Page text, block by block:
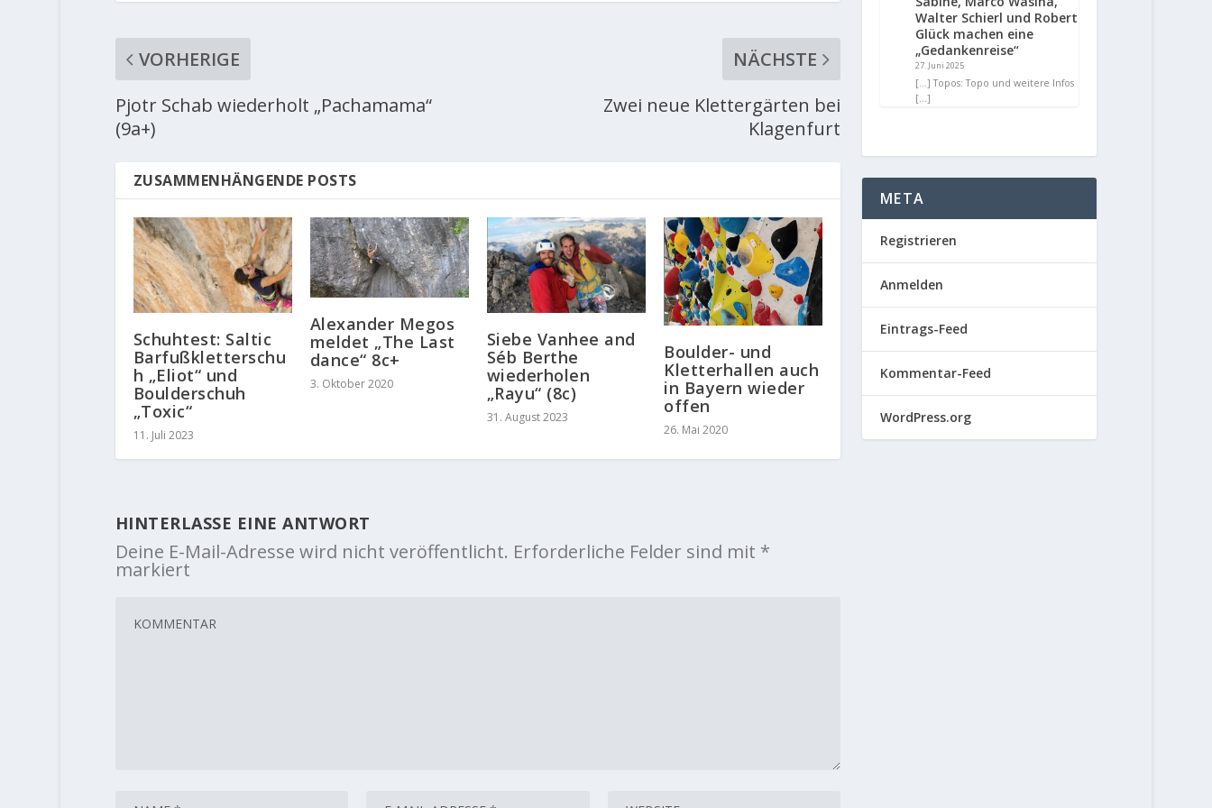
VORHERIGE
Pjotr Schab wiederholt „Pachamama“
(9a+)
NÄCHSTE
Zwei neue Klettergärten bei
Klagenfurt
ZUSAMMENHÄNGENDE POSTS
Schuhtest: Saltic
Barfußkletterschu
h „Eliot“ und
Boulderschuh
„Toxic“
11. Juli 2023
Alexander Megos
meldet „The Last
dance“ 8c+
3. Oktober 2020
Siebe Vanhee and
Séb Berthe
wiederholen
„Rayu“ (8c)
31. August 2023
Boulder- und
Kletterhallen auch
in Bayern wieder
offen
26. Mai 2020
HINTERLASSE EINE ANTWORT
Deine E-Mail-Adresse wird nicht veröffentlicht. Erforderliche Felder sind mit *
markiert
Walter Schierl und Robert
Glück machen eine
„Gedankenreise“
27. Juni 2025
[…] Topos: Topo und weitere Infos
[…]
META
Registrieren
Anmelden
Eintrags-Feed
Kommentar-Feed
WordPress.org